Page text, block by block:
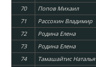
70
Попов Михаил
71
Рассохин Владимир
72
Родина Елена
73
Родина Елена
74
Тамашайтис Наталья